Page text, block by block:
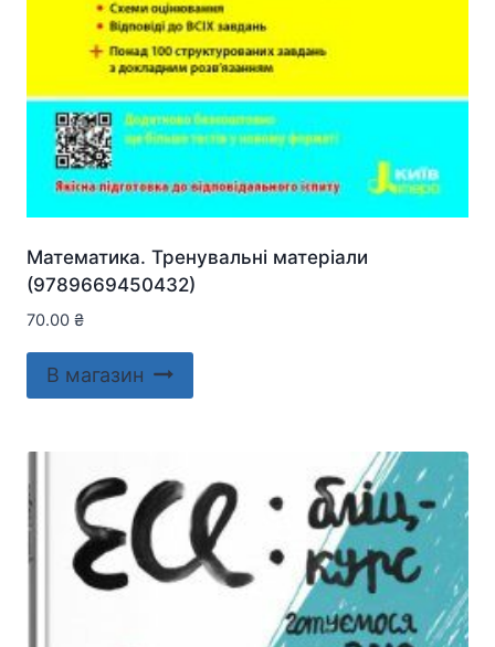
Математика. Тренувальні матеріали
(9789669450432)
70.00 ₴
В магазин